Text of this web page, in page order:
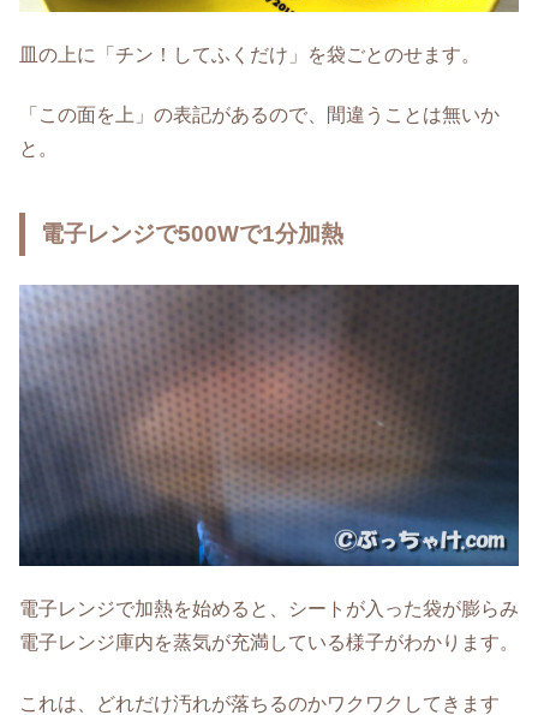
皿の上に「チン！してふくだけ」を袋ごとのせます。
「この面を上」の表記があるので、間違うことは無いか
と。
電子レンジで500Wで1分加熱
電子レンジで加熱を始めると、シートが入った袋が膨らみ
電子レンジ庫内を蒸気が充満している様子がわかります。
これは、どれだけ汚れが落ちるのかワクワクしてきます